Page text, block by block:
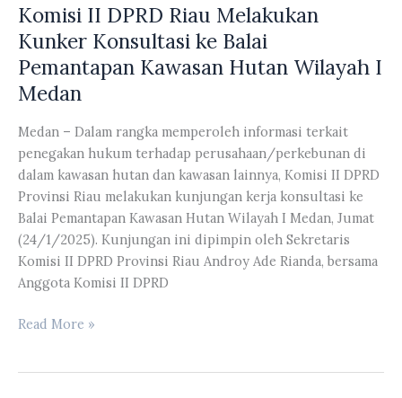
PDI
Perjuangan
Kegiatan
Bimtek
Komisi II DPRD Riau Melakukan
Kunker Konsultasi ke Balai
Pemantapan Kawasan Hutan Wilayah I
Medan
Medan – Dalam rangka memperoleh informasi terkait
penegakan hukum terhadap perusahaan/perkebunan di
dalam kawasan hutan dan kawasan lainnya, Komisi II DPRD
Provinsi Riau melakukan kunjungan kerja konsultasi ke
Balai Pemantapan Kawasan Hutan Wilayah I Medan, Jumat
(24/1/2025). Kunjungan ini dipimpin oleh Sekretaris
Komisi II DPRD Provinsi Riau Androy Ade Rianda, bersama
Anggota Komisi II DPRD
Komisi
Read More »